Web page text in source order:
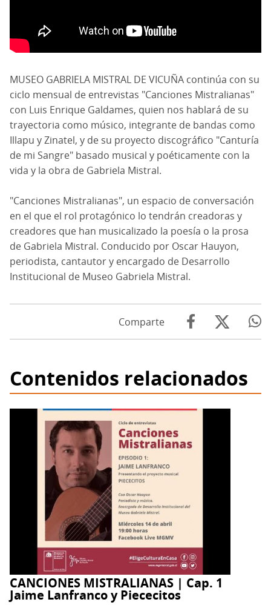
MUSEO GABRIELA MISTRAL DE VICUÑA continúa con su
ciclo mensual de entrevistas "Canciones Mistralianas"
con Luis Enrique Galdames, quien nos hablará de su
trayectoria como músico, integrante de bandas como
Illapu y Zinatel, y de su proyecto discográfico "Canturía
de mi Sangre" basado musical y poéticamente con la
vida y la obra de Gabriela Mistral.
"Canciones Mistralianas", un espacio de conversación
en el que el rol protagónico lo tendrán creadoras y
creadores que han musicalizado la poesía o la prosa
de Gabriela Mistral. Conducido por Oscar Hauyon,
periodista, cantautor y encargado de Desarrollo
Institucional de Museo Gabriela Mistral.
Comparte
Contenidos relacionados
CANCIONES MISTRALIANAS | Cap. 1
Jaime Lanfranco y Piececitos